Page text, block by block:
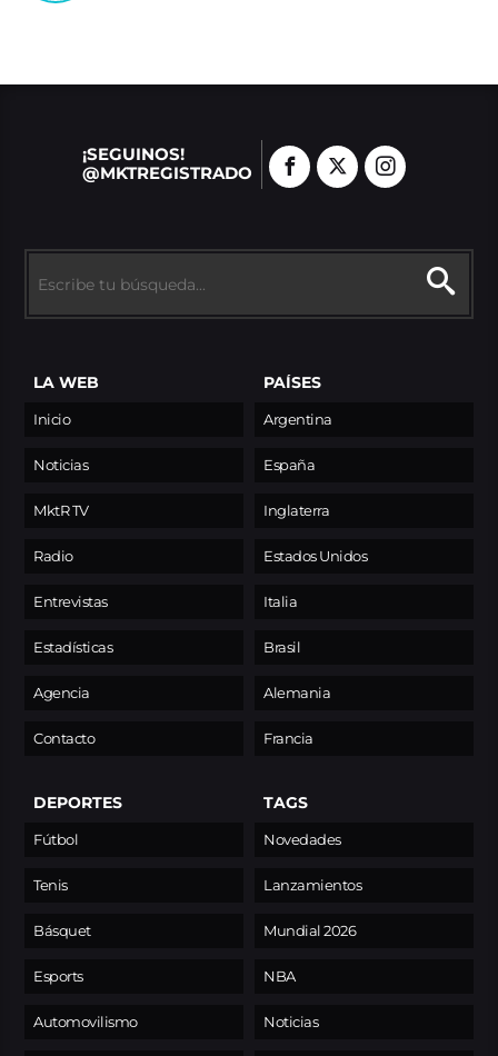
¡SEGUINOS!
@MKTREGISTRADO
LA WEB
Inicio
Noticias
MktR TV
Radio
Entrevistas
Estadísticas
Agencia
Contacto
PAÍSES
Argentina
España
Inglaterra
Estados Unidos
Italia
Brasil
Alemania
Francia
DEPORTES
Fútbol
Tenis
Básquet
Esports
Automovilismo
TAGS
Novedades
Lanzamientos
Mundial 2026
NBA
Noticias